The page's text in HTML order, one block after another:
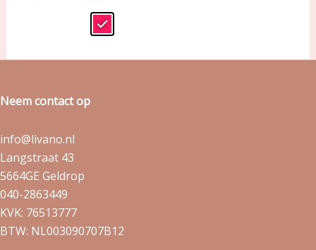
Neem contact op
info@livano.nl
Langstraat 43
5664GE Geldrop
040-2863449
KVK: 76513777
BTW: NL003090707B12